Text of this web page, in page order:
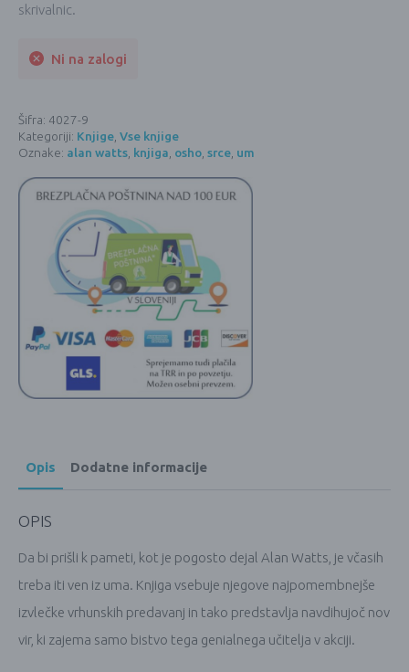
skrivalnic.
Ni na zalogi
Šifra: 4027-9
Kategoriji: Knjige Vse knjige
Oznake: alan watts knjiga osho srce um
Opis Dodatne informacije
OPIS
Da bi prišli k pameti, kot je pogosto dejal Alan Watts, je včasih
treba iti ven iz uma. Knjiga vsebuje njegove najpomembnejše
izvlečke vrhunskih predavanj in tako predstavlja navdihujoč nov
vir, ki zajema samo bistvo tega genialnega učitelja v akciji.